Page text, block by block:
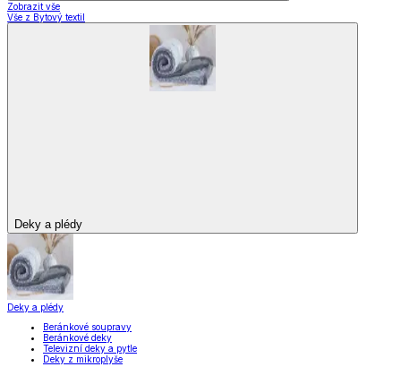
Zobrazit vše
Vše z Bytový textil
Deky a plédy
Deky a plédy
Beránkové soupravy
Beránkové deky
Televizní deky a pytle
Deky z mikroplyše